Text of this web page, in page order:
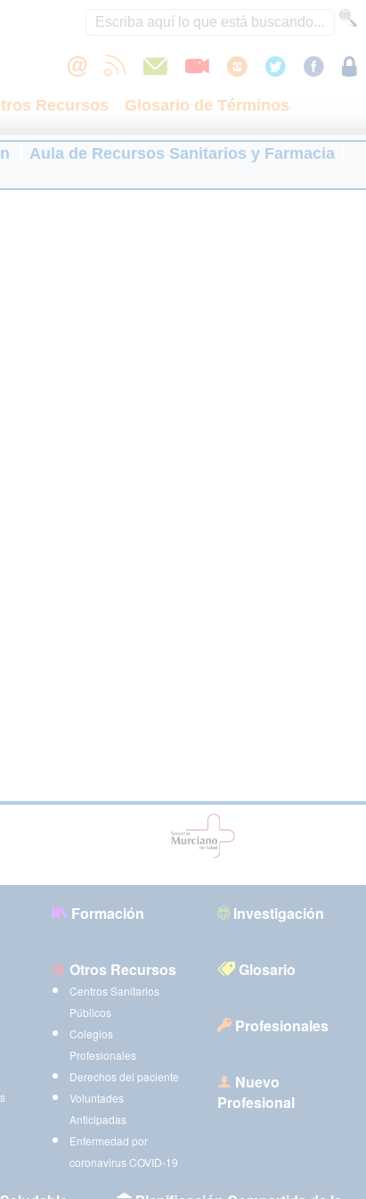
Recursos
Glosario de Términos
Aula de Recursos Sanitarios y Farmacia
Formación Investigación
Otros Recursos
Centros Sanitarios
Públicos
Colegios
Profesionales
Derechos del paciente
Voluntades
Anticipadas
Enfermedad por
coronavirus COVID-19
Glosario
Profesionales
Nuevo
Profesional